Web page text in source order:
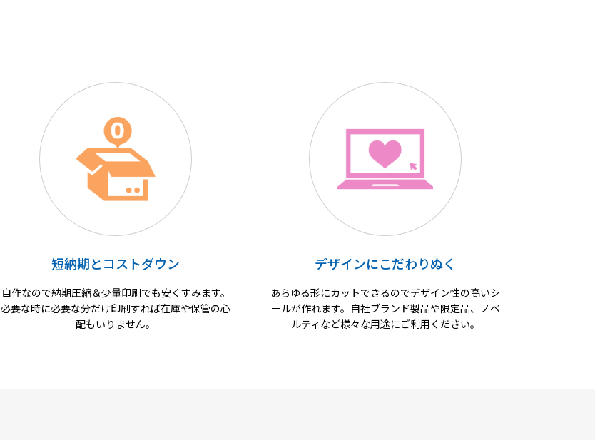
短納期とコストダウン
自作なので納期圧縮＆少量印刷でも安くすみます。
必要な時に必要な分だけ印刷すれば在庫や保管の心
配もいりません。
デザインにこだわりぬく
あらゆる形にカットできるのでデザイン性の高いシ
ールが作れます。自社ブランド製品や限定品、ノベ
ルティなど様々な用途にご利用ください。